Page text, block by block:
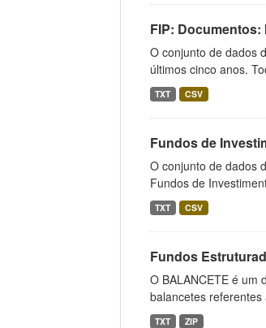
FIP:
O conjunto de dados
últimos cinco anos.
TXT CSV
Fundos de
O conjunto de dados
Fundos de
TXT CSV
Fundos
O BALANCETE é um
balancetes
TXT ZIP